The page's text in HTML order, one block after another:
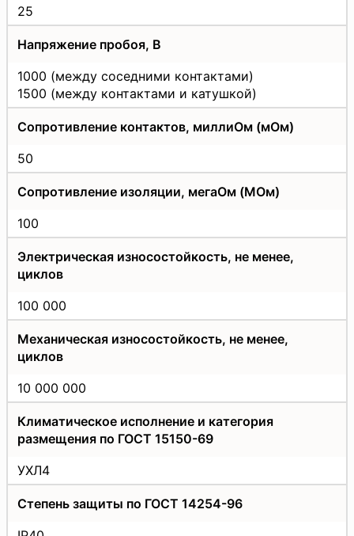
25
Напряжение пробоя, В
1000 (между соседними контактами)
1500 (между контактами и катушкой)
Сопротивление контактов, миллиОм (мОм)
50
Сопротивление изоляции, мегаОм (МОм)
100
Электрическая износостойкость, не менее,
циклов
100 000
Механическая износостойкость, не менее,
циклов
10 000 000
Климатическое исполнение и категория
размещения по ГОСТ 15150-69
УХЛ4
Степень защиты по ГОСТ 14254-96